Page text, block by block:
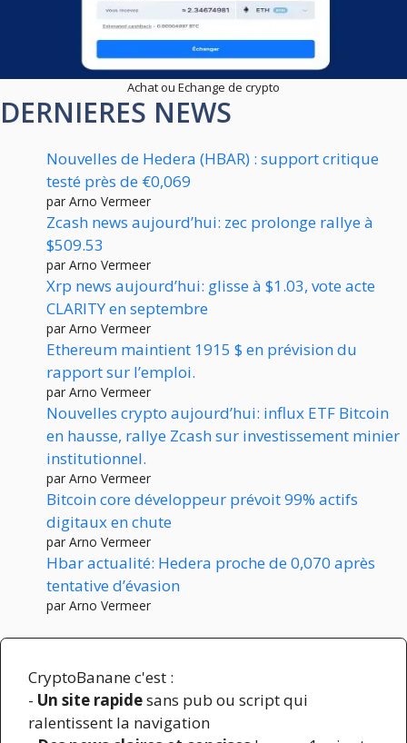
Achat ou Echange de crypto
DERNIERES NEWS
Nouvelles de Hedera (HBAR) : support critique
testé près de €0,069
par Arno Vermeer
Zcash news aujourd’hui: zec prolonge rallye à
$509.53
par Arno Vermeer
Xrp news aujourd’hui: glisse à $1.03, vote acte
CLARITY en septembre
par Arno Vermeer
Ethereum maintient 1915 $ en prévision du
rapport sur l’emploi.
par Arno Vermeer
Nouvelles crypto aujourd’hui: influx ETF Bitcoin
en hausse, rallye Zcash sur investissement minier
institutionnel.
par Arno Vermeer
Bitcoin core développeur prévoit 99% actifs
digitaux en chute
par Arno Vermeer
Hbar actualité: Hedera proche de 0,070 après
tentative d’évasion
par Arno Vermeer
CryptoBanane c'est :
- Un site rapidesans pub ou script qui
ralentissent la navigation